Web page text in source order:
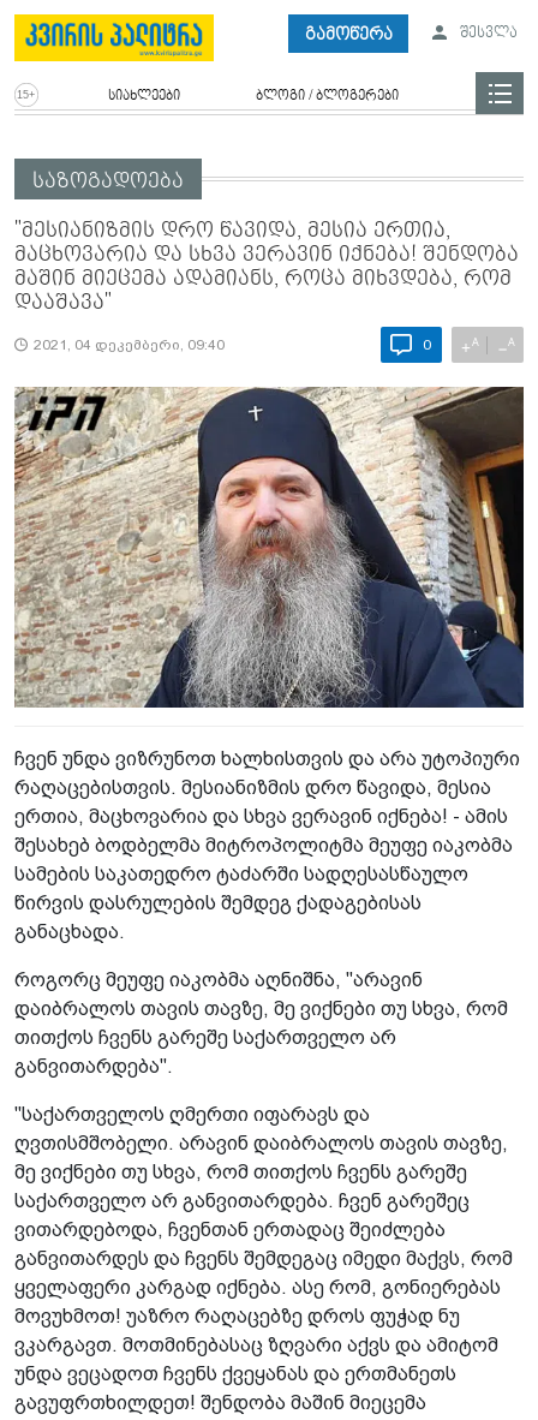
გამოწერა შესვლა
სიახლეები ბლოგი / ბლოგერები
საზოგადოება
"მესიანიზმის დრო წავიდა, მესია ერთია,
მაცხოვარია და სხვა ვერავინ იქნება! შენდობა
მაშინ მიეცემა ადამიანს, როცა მიხვდება, რომ
დააშავა"
2021, 04 დეკემბერი, 09:40 0 +A −A
ჩვენ უნდა ვიზრუნოთ ხალხისთვის და არა უტოპიური
რაღაცებისთვის. მესიანიზმის დრო წავიდა, მესია
ერთია, მაცხოვარია და სხვა ვერავინ იქნება! - ამის
შესახებ ბოდბელმა მიტროპოლიტმა მეუფე იაკობმა
სამების საკათედრო ტაძარში სადღესასწაულო
წირვის დასრულების შემდეგ ქადაგებისას
განაცხადა.
როგორც მეუფე იაკობმა აღნიშნა, "არავინ
დაიბრალოს თავის თავზე, მე ვიქნები თუ სხვა, რომ
თითქოს ჩვენს გარეშე საქართველო არ
განვითარდება".
"საქართველოს ღმერთი იფარავს და
ღვთისმშობელი. არავინ დაიბრალოს თავის თავზე,
მე ვიქნები თუ სხვა, რომ თითქოს ჩვენს გარეშე
საქართველო არ განვითარდება. ჩვენ გარეშეც
ვითარდებოდა, ჩვენთან ერთადაც შეიძლება
განვითარდეს და ჩვენს შემდეგაც იმედი მაქვს, რომ
ყველაფერი კარგად იქნება. ასე რომ, გონიერებას
მოვუხმოთ! უაზრო რაღაცებზე დროს ფუჭად ნუ
ვკარგავთ. მოთმინებასაც ზღვარი აქვს და ამიტომ
უნდა ვეცადოთ ჩვენს ქვეყანას და ერთმანეთს
გავუფრთხილდეთ! შენდობა მაშინ მიეცემა